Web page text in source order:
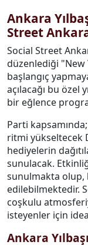
Social Street
Ankara
Street
Social Street
düzenlediği "New
başlangıç
açılacağı bu özel
bir eğlence
Parti
ritmi yükseltecek
hediyelerin
sunulacak.
sunulmakta
edilebilmektedir.
coşkulu
isteyenler için
Ankara